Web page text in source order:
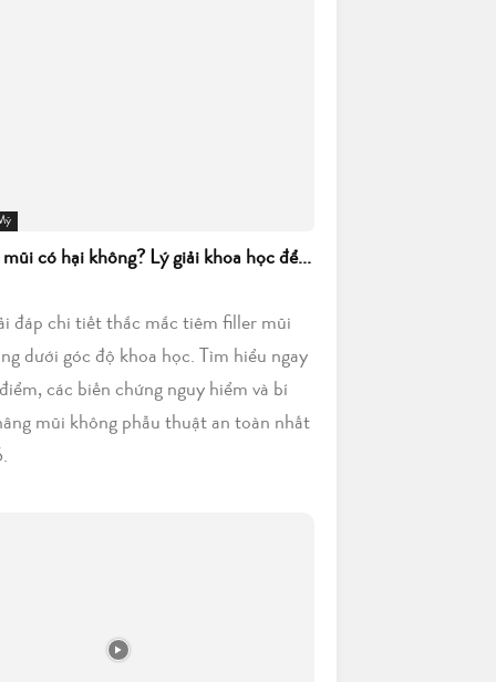
có hại không? Lý giải khoa học để...
đáp chi tiết thắc mắc tiêm filler mũi
dưới góc độ khoa học. Tìm hiểu ngay
các biến chứng nguy hiểm và bí
mũi không phẫu thuật an toàn nhất